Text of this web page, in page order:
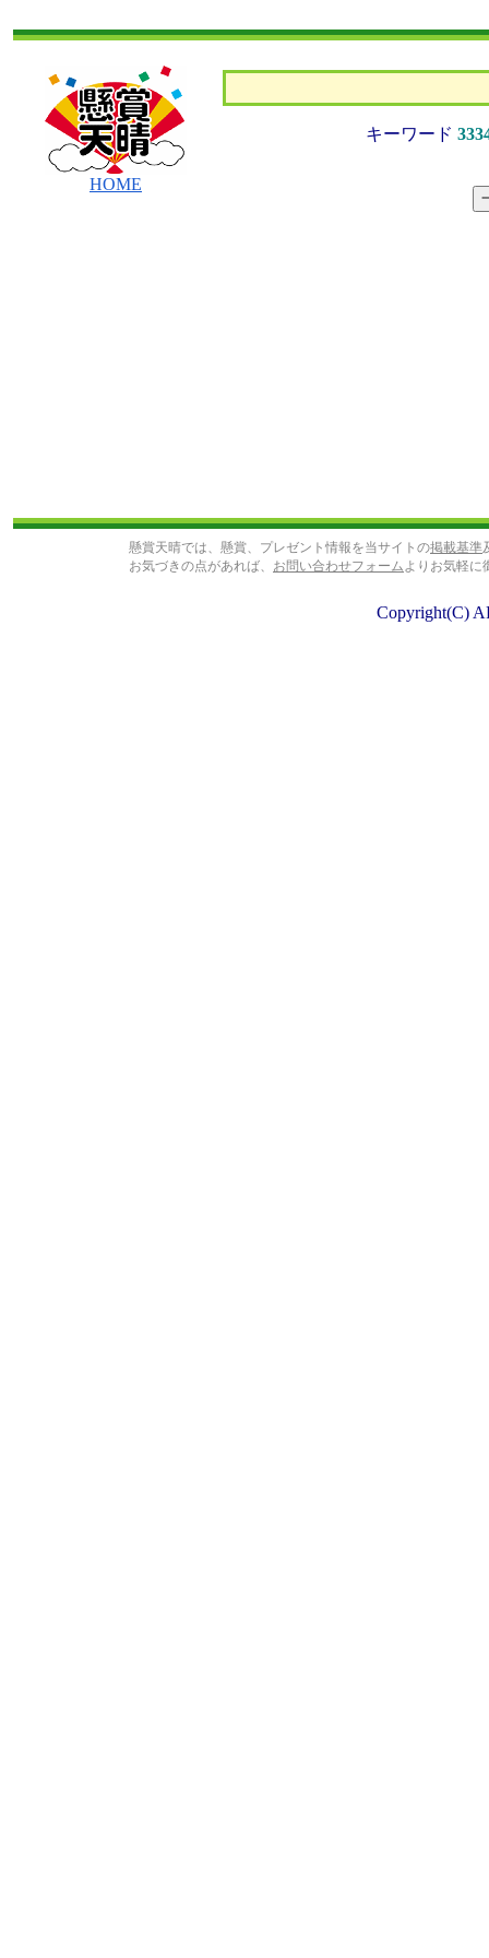
HOME
キーワード
懸賞天晴では、懸賞、プレゼント情報を当サイトの掲載基準
お気づきの点があれば、 お問い合わせフォームよりお気軽に
Copyright(C)